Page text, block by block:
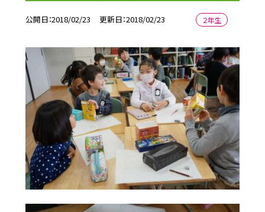
公開日 2018/02/23 更新日 2018/02/23 ２年生